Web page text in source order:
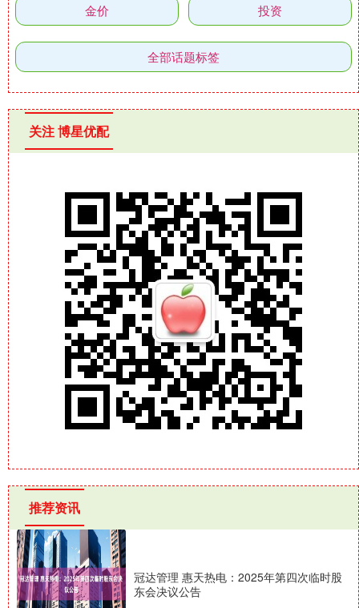
金价 投资
全部话题标签
关注 博星优配
推荐资讯
冠达管理 惠天热电：2025年第四次临时股
东会决议公告